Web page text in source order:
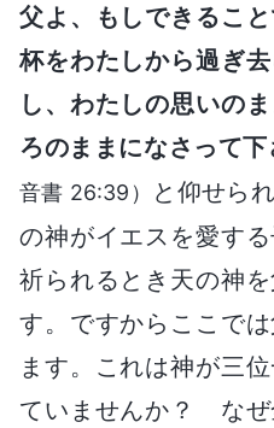
父よ、もしできるこ
杯をわたしから過ぎ
し、わたしの思いの
ろのままになさって下
音書 26:39）
と仰せら
の神がイエスを愛す
祈られるとき天の神
す。ですからここで
ます。これは神が三
ていませんか？ なぜ